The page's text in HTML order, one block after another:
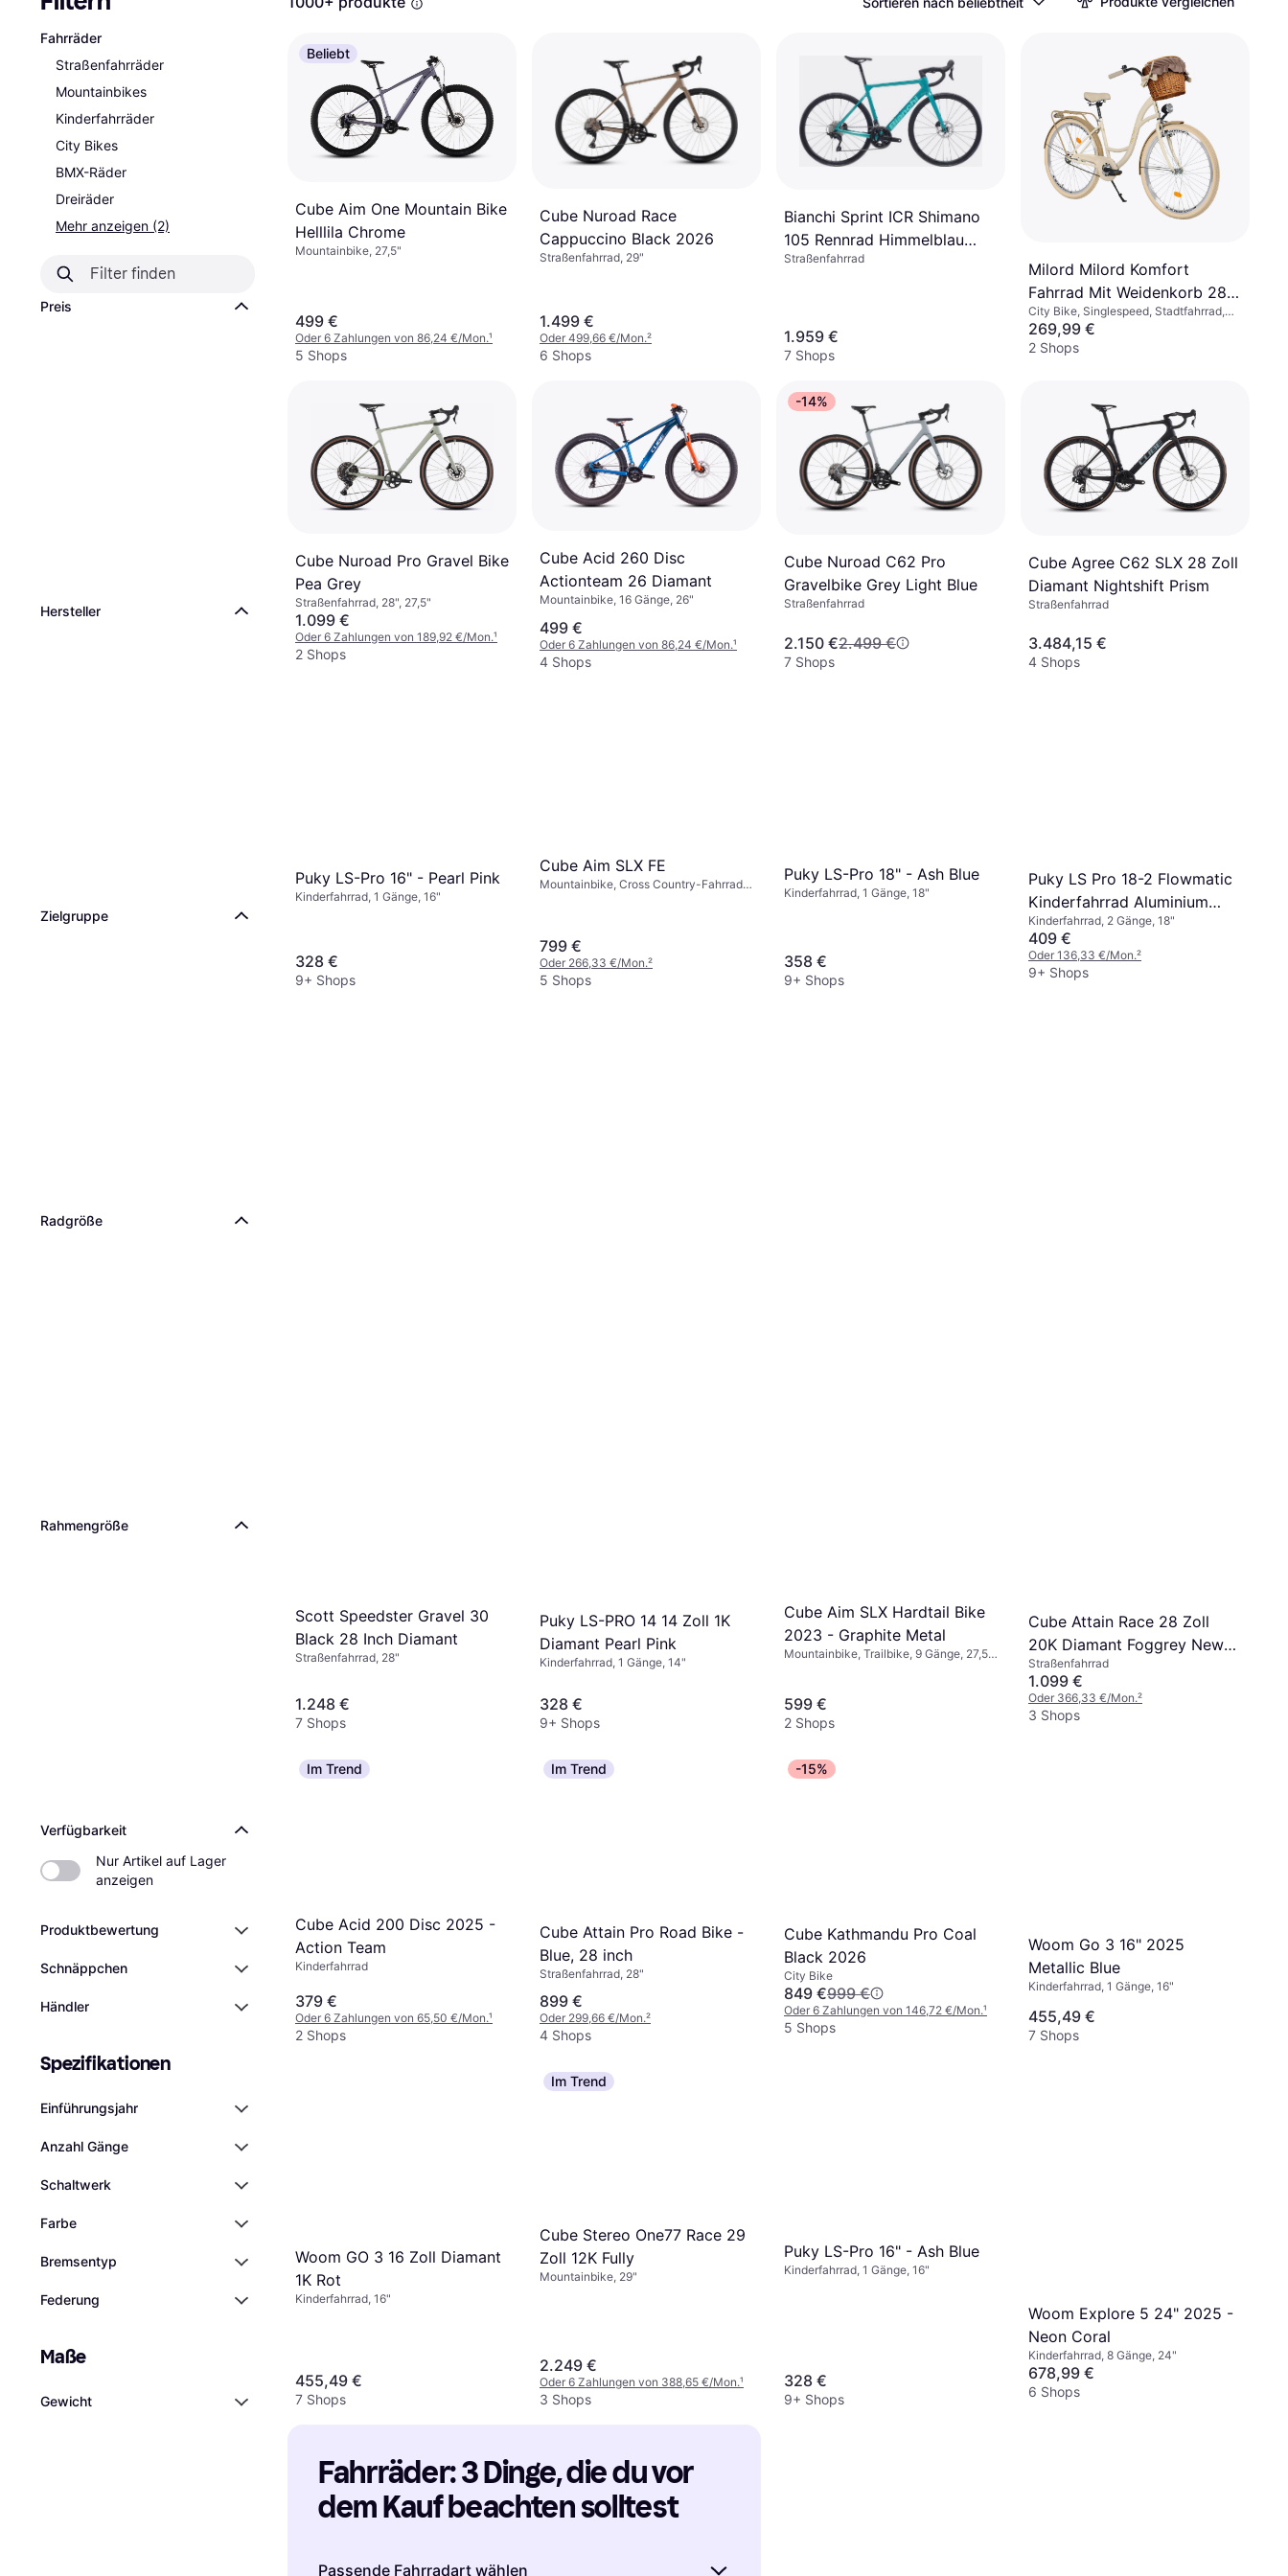
Fahrräder
Straßenfahrräder
Mountainbikes
Kinderfahrräder
City Bikes
BMX-Räder
Dreiräder
Mehr anzeigen (2)
Preis
Hersteller
Zielgruppe
Radgröße
Rahmengröße
Verfügbarkeit
Nur Artikel auf Lager
anzeigen
Produktbewertung
Schnäppchen
Händler
Spezifikationen
Einführungsjahr
Anzahl Gänge
Schaltwerk
Farbe
Bremsentyp
Federung
Maße
Gewicht
Beliebt
Cube Aim One Mountain Bike
Helllila Chrome
Mountainbike, 27,5"
499 €
Oder 6 Zahlungen von 86,24 €/Mon.¹
5 Shops
Cube Nuroad Race
Cappuccino Black 2026
Straßenfahrrad, 29"
1.499 €
Oder 499,66 €/Mon.²
6 Shops
Bianchi Sprint ICR Shimano
105 Rennrad Himmelblau
Herrenfahrrad
Straßenfahrrad
1.959 €
7 Shops
Milord Milord Komfort
Fahrrad Mit Weidenkorb 28
Zoll Creme-Braun
Damenfahrrad
City Bike, Singlespeed, Stadtfahrrad,
28"
269,99 €
2 Shops
Cube Nuroad Pro Gravel Bike
Pea Grey
Straßenfahrrad, 28", 27,5"
1.099 €
Oder 6 Zahlungen von 189,92 €/Mon.¹
2 Shops
Cube Acid 260 Disc
Actionteam 26 Diamant
Mountainbike, 16 Gänge, 26"
499 €
Oder 6 Zahlungen von 86,24 €/Mon.¹
4 Shops
-14%
Cube Nuroad C62 Pro
Gravelbike Grey Light Blue
Straßenfahrrad
2.150 €2.499 €
7 Shops
Cube Agree C62 SLX 28 Zoll
Diamant Nightshift Prism
Straßenfahrrad
3.484,15 €
4 Shops
Puky LS-Pro 16" - Pearl Pink
Kinderfahrrad, 1 Gänge, 16"
328 €
9+ Shops
Cube Aim SLX FE
Mountainbike, Cross Country-Fahrrad,
799 €
Oder 266,33 €/Mon.²
5 Shops
Puky LS-Pro 18" - Ash Blue
Kinderfahrrad, 1 Gänge, 18"
358 €
9+ Shops
Puky LS Pro 18-2 Flowmatic
Kinderfahrrad Aluminium
Anthrazit
Kinderfahrrad, 2 Gänge, 18"
409 €
Oder 136,33 €/Mon.²
9+ Shops
Scott Speedster Gravel 30
Black 28 Inch Diamant
Straßenfahrrad, 28"
1.248 €
7 Shops
Puky LS-PRO 14 14 Zoll 1K
Diamant Pearl Pink
Kinderfahrrad, 1 Gänge, 14"
328 €
9+ Shops
Cube Aim SLX Hardtail Bike
2023 - Graphite Metal
Mountainbike, Trailbike, 9 Gänge, 27,5",
599 €
2 Shops
Cube Attain Race 28 Zoll
20K Diamant Foggrey New
Shift
Straßenfahrrad
1.099 €
Oder 366,33 €/Mon.²
3 Shops
Im Trend
Cube Acid 200 Disc 2025 -
Action Team
Kinderfahrrad
379 €
Oder 6 Zahlungen von 65,50 €/Mon.¹
2 Shops
Im Trend
Cube Attain Pro Road Bike -
Blue, 28 inch
Straßenfahrrad, 28"
899 €
Oder 299,66 €/Mon.²
4 Shops
-15%
Cube Kathmandu Pro Coal
Black 2026
City Bike
849 €999 €
Oder 6 Zahlungen von 146,72 €/Mon.¹
5 Shops
Woom Go 3 16" 2025
Metallic Blue
Kinderfahrrad, 1 Gänge, 16"
455,49 €
7 Shops
Woom GO 3 16 Zoll Diamant
1K Rot
Kinderfahrrad, 16"
455,49 €
7 Shops
Im Trend
Cube Stereo One77 Race 29
Zoll 12K Fully
Mountainbike, 29"
2.249 €
Oder 6 Zahlungen von 388,65 €/Mon.¹
3 Shops
Puky LS-Pro 16" - Ash Blue
Kinderfahrrad, 1 Gänge, 16"
328 €
9+ Shops
Woom Explore 5 24" 2025 -
Neon Coral
Kinderfahrrad, 8 Gänge, 24"
678,99 €
6 Shops
Fahrräder: 3 Dinge, die du vor
dem Kauf beachten solltest
Passende Fahrradart wählen